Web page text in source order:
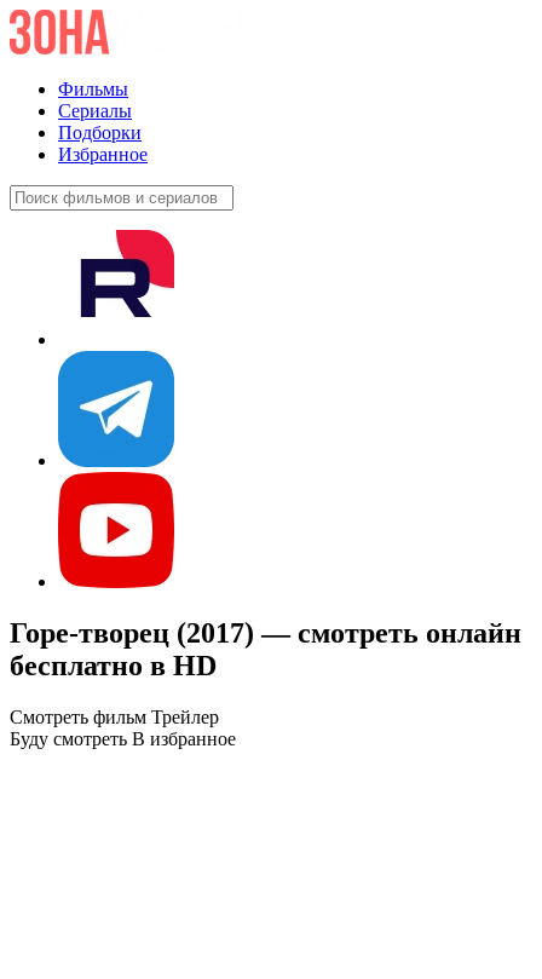
Фильмы
Сериалы
Подборки
Избранное
Горе-творец (2017) — смотреть онлайн
бесплатно в HD
Смотреть фильм Трейлер
Буду смотреть В избранное